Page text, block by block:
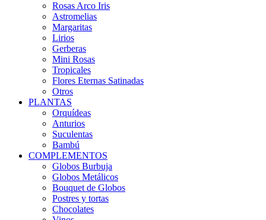
Rosas Arco Iris
Astromelias
Margaritas
Lirios
Gerberas
Mini Rosas
Tropicales
Flores Eternas Satinadas
Otros
PLANTAS
Orquídeas
Anturios
Suculentas
Bambú
COMPLEMENTOS
Globos Burbuja
Globos Metálicos
Bouquet de Globos
Postres y tortas
Chocolates